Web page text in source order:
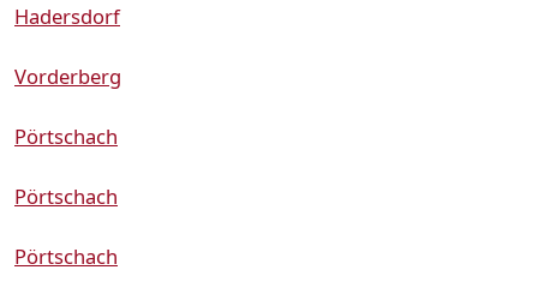
Hadersdorf
Vorderberg
Pörtschach
Pörtschach
Pörtschach